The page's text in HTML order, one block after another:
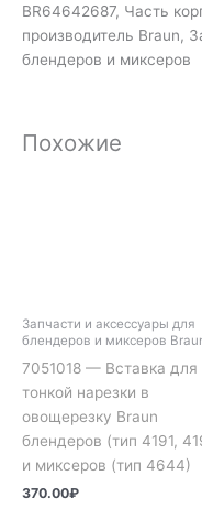
BR64642687, Часть
производитель Braun,
блендеров и миксеров
Похожие
Запчасти и аксессуары для
блендеров и миксеров
7051018 — Вставка для
тонкой нарезки в
овощерезку Braun
блендеров (тип 4191,
и миксеров (тип 4644)
370.00₽